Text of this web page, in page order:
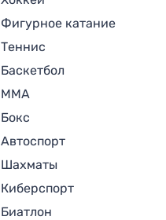
Фигурное катание
Теннис
Баскетбол
MMA
Бокс
Автоспорт
Шахматы
Киберспорт
Биатлон